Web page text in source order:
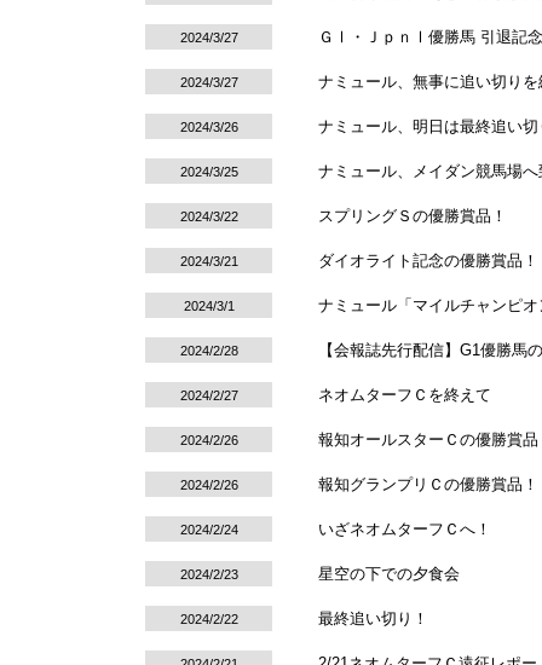
2024/3/27 ＧⅠ・ＪｐｎⅠ優勝馬 引退記
2024/3/27 ナミュール、無事に追い切り
2024/3/26 ナミュール、明日は最終追い切
2024/3/25 ナミュール、メイダン競馬場へ
2024/3/22 スプリングＳの優勝賞品！
2024/3/21 ダイオライト記念の優勝賞品！
2024/3/1 ナミュール「マイルチャンピ
2024/2/28 【会報誌先行配信】G1優勝馬
2024/2/27 ネオムターフＣを終えて
2024/2/26 報知オールスターＣの優勝賞品
2024/2/26 報知グランプリＣの優勝賞品！
2024/2/24 いざネオムターフＣへ！
2024/2/23 星空の下での夕食会
2024/2/22 最終追い切り！